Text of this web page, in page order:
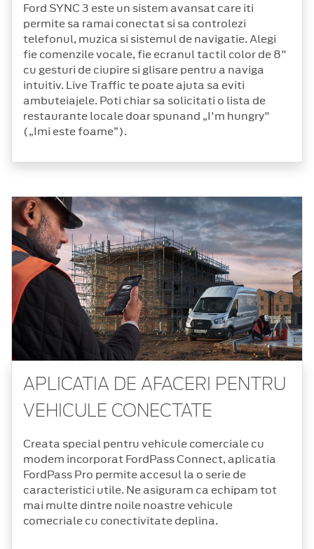
Ford SYNC 3 este un sistem avansat care iti
permite sa ramai conectat si sa controlezi
telefonul, muzica si sistemul de navigatie. Alegi
fie comenzile vocale, fie ecranul tactil color de 8"
cu gesturi de ciupire si glisare pentru a naviga
intuitiv. Live Traffic te poate ajuta sa eviti
ambuteiajele. Poti chiar sa solicitati o lista de
restaurante locale doar spunand „I'm hungry"
(„Imi este foame”).
APLICATIA DE AFACERI PENTRU
VEHICULE CONECTATE
Creata special pentru vehicule comerciale cu
modem incorporat FordPass Connect, aplicatia
FordPass Pro permite accesul la o serie de
caracteristici utile. Ne asiguram ca echipam tot
mai multe dintre noile noastre vehicule
comecriale cu conectivitate deplina.